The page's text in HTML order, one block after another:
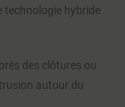
technologie hybride
des clôtures ou
autour du